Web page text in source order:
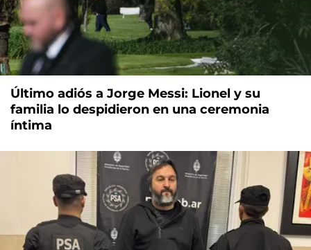
Último adiós a Jorge Messi: Lionel y su
familia lo despidieron en una ceremonia
íntima